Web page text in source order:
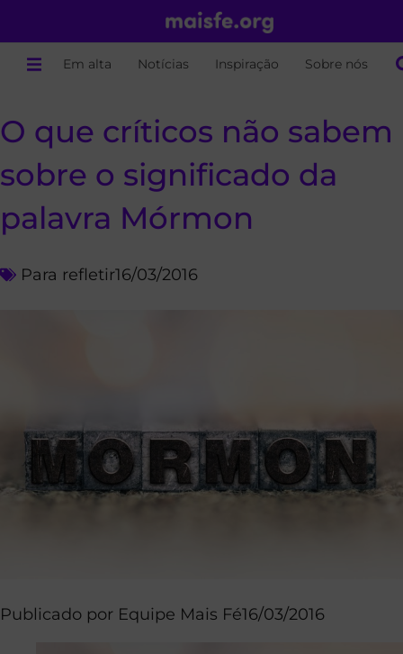
Em alta Notícias Inspiração Sobre nós
O que críticos não sabem
sobre o significado da
palavra Mórmon
Para refletir16/03/2016
Publicado por Equipe Mais Fé16/03/2016